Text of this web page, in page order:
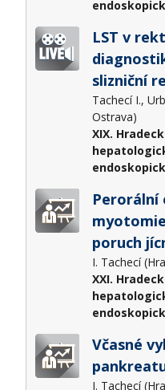
LST v
slizniční
Tachecí I.,
Ostrava)
XIX.
Perorální
poruch
I. Tachecí
XXI.
Včasné
I. Tachecí